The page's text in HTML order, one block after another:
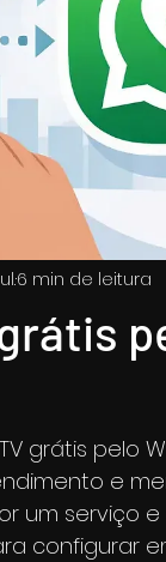
6 min de leitura
grátis pelo
e
um serviço
configurar